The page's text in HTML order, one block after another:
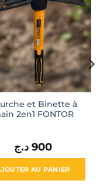
et Binette à
2en1 FONTOR
900 د.ج
AU PANIER